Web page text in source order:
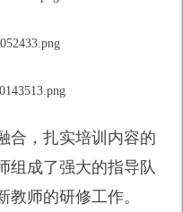
合，扎实培训内容的
组成了强大的指导队
师的研修工作。